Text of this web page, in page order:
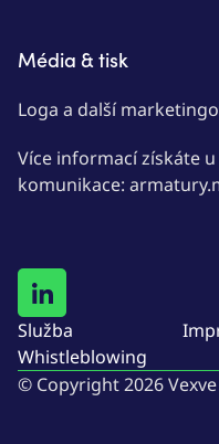
Média & tisk
Loga a další
Více informací získáte
komunikace:
Služba
Whistleblowing
© Copyright 2026